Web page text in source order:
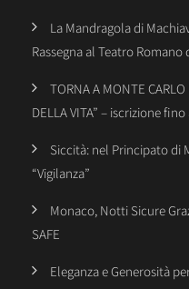
La Mandragola di
Rassegna al Teatro Romano
TORNA A MONTE
DELLA VITA” – iscrizione
Siccità: nel Principato di
“Vigilanza”
Monaco, Notti Sicure
SAFE
Eleganza e Generosità